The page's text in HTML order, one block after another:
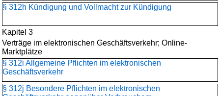
§ 312h Kündigung und Vollmacht zur Kündigung
Kapitel 3
Verträge im elektronischen Geschäftsverkehr; Online-
Marktplätze
§ 312i Allgemeine Pflichten im elektronischen
Geschäftsverkehr
§ 312j Besondere Pflichten im elektronischen